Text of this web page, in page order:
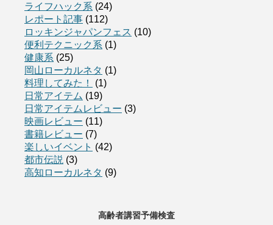
ライフハック系 (24)
レポート記事 (112)
ロッキンジャパンフェス (10)
便利テクニック系 (1)
健康系 (25)
岡山ローカルネタ (1)
料理してみた！
(1)
日常アイテム (19)
日常アイテムレビュー (3)
映画レビュー (11)
書籍レビュー (7)
楽しいイベント (42)
都市伝説 (3)
高知ローカルネタ (9)
高齢者講習予備検査